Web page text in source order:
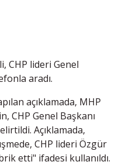
CHP lideri Genel
aradı.
açıklamada, MHP
CHP Genel Başkanı
Açıklamada,
CHP lideri Özgür
etti" ifadesi kullanıldı.